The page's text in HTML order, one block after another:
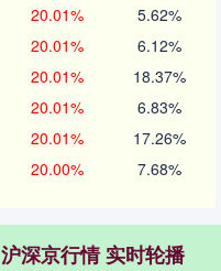
20.01% 5.62%
20.01% 6.12%
20.01% 18.37%
20.01% 6.83%
20.01% 17.26%
20.00% 7.68%
沪深京行情 实时轮播